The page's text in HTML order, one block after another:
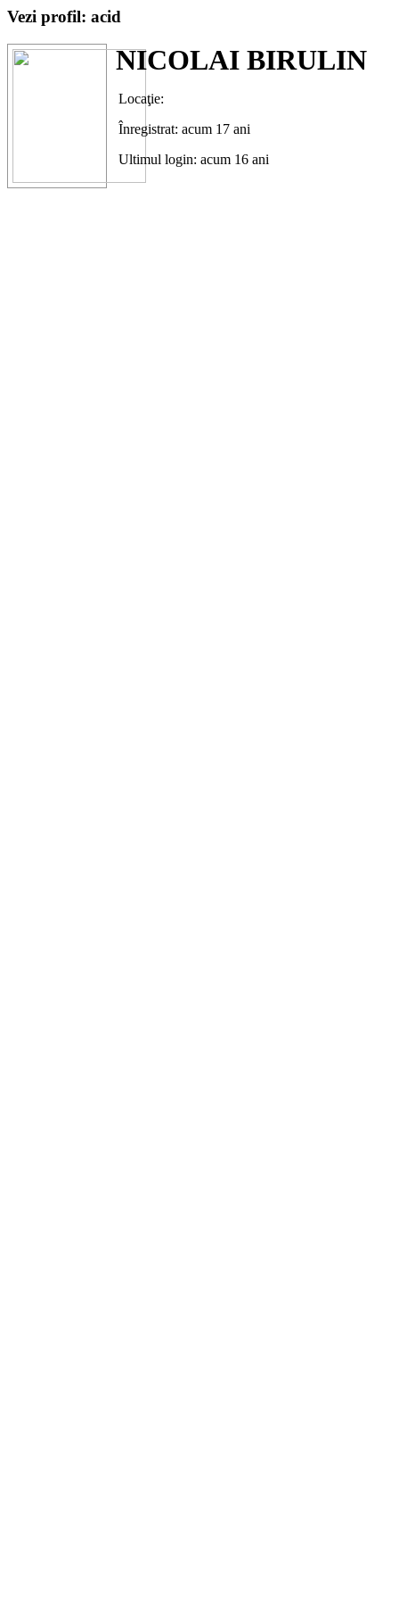
Vezi profil: acid
NICOLAI BIRULIN
Locaţie:
Înregistrat: acum 17 ani
Ultimul login: acum 16 ani